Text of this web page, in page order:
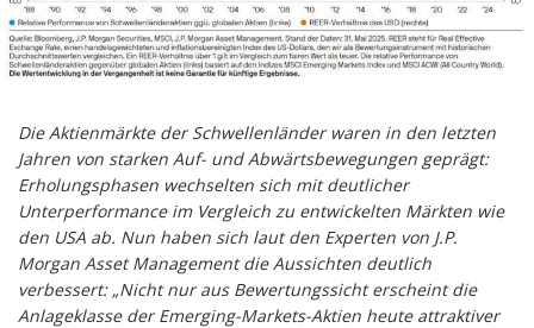
Die Aktienmärkte der Schwellenländer waren in den letzten
Jahren von starken Auf- und Abwärtsbewegungen geprägt:
Erholungsphasen wechselten sich mit deutlicher
Unterperformance im Vergleich zu entwickelten Märkten wie
den USA ab. Nun haben sich laut den Experten von J.P.
Morgan Asset Management die Aussichten deutlich
verbessert: „Nicht nur aus Bewertungssicht erscheint die
Anlageklasse der Emerging-Markets-Aktien heute attraktiver